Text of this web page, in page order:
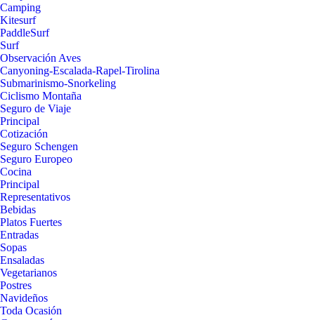
Camping
Kitesurf
PaddleSurf
Surf
Observación Aves
Canyoning-Escalada-Rapel-Tirolina
Submarinismo-Snorkeling
Ciclismo Montaña
Seguro de Viaje
Principal
Cotización
Seguro Schengen
Seguro Europeo
Cocina
Principal
Representativos
Bebidas
Platos Fuertes
Entradas
Sopas
Ensaladas
Vegetarianos
Postres
Navideños
Toda Ocasión